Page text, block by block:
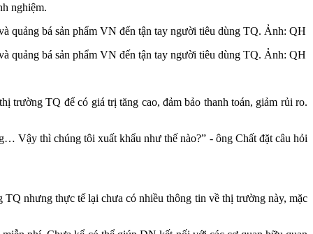
nghiệm.
quảng bá sản phẩm VN đến tận tay người tiêu dùng TQ. Ảnh: QH
quảng bá sản phẩm VN đến tận tay người tiêu dùng TQ. Ảnh: QH
trường TQ để có giá trị tăng cao, đảm bảo thanh toán, giảm rủi ro.
Vậy thì chúng tôi xuất khẩu như thế nào?” - ông Chất đặt câu hỏi
nhưng thực tế lại chưa có nhiều thông tin về thị trường này, mặc